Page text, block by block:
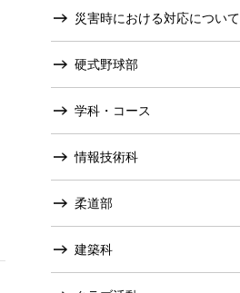
災害時における対応について
硬式野球部
学科・コース
情報技術科
柔道部
建築科